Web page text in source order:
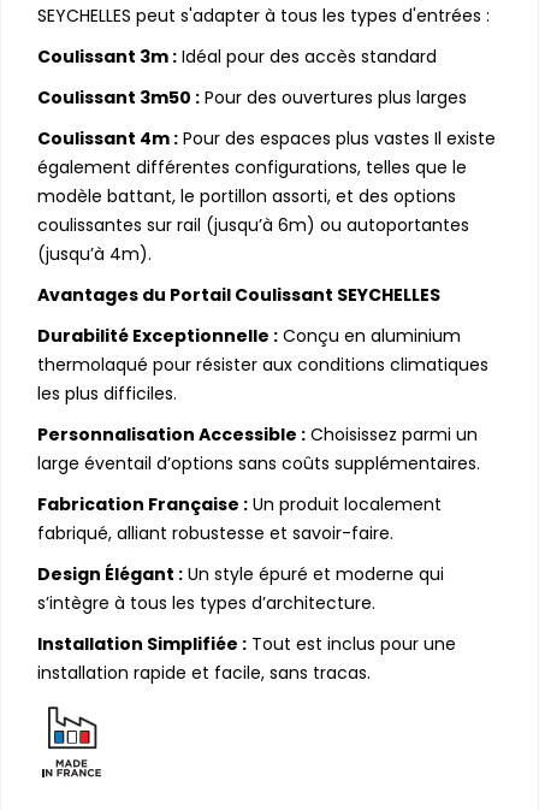
SEYCHELLES peut s'adapter à tous les types d'entrées :
Coulissant 3m : Idéal pour des accès standard
Coulissant 3m50 : Pour des ouvertures plus larges
Coulissant 4m : Pour des espaces plus vastes Il existe
également différentes configurations, telles que le
modèle battant, le portillon assorti, et des options
coulissantes sur rail (jusqu’à 6m) ou autoportantes
(jusqu’à 4m).
Avantages du Portail Coulissant SEYCHELLES
Durabilité Exceptionnelle : Conçu en aluminium
thermolaqué pour résister aux conditions climatiques
les plus difficiles.
Personnalisation Accessible : Choisissez parmi un
large éventail d’options sans coûts supplémentaires.
Fabrication Française : Un produit localement
fabriqué, alliant robustesse et savoir-faire.
Design Élégant : Un style épuré et moderne qui
s’intègre à tous les types d’architecture.
Installation Simplifiée : Tout est inclus pour une
installation rapide et facile, sans tracas.